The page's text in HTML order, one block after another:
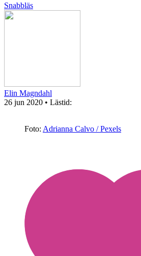
Snabbläs
Elin Magndahl
26 jun 2020 • Lästid:
Foto: Adrianna Calvo / Pexels